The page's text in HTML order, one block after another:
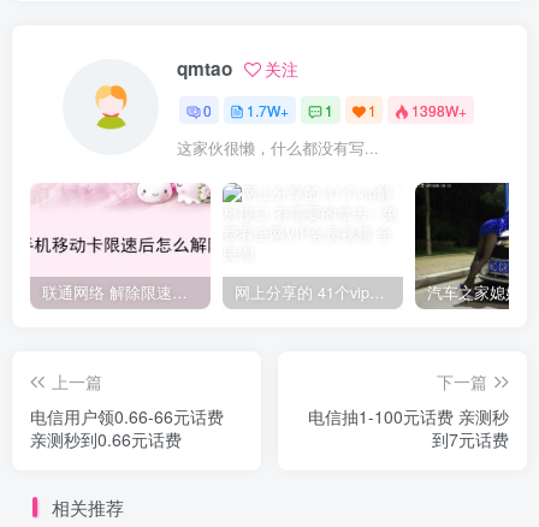
qmtao 关注
0 1.7W+ 1 1 1398W+
这家伙很懒，什么都没有写...
联通网络 解除限速方法参考！畅享、畅玩、老白干等及其它地区自测了 网上分享的 41个vip解析接口 有需要的拿去~ 免费看全网VIP会员视频
上一篇
电信用户领0.66-66元话费
亲测秒到0.66元话费
下一篇
电信抽1-100元话费 亲测秒
到7元话费
相关推荐